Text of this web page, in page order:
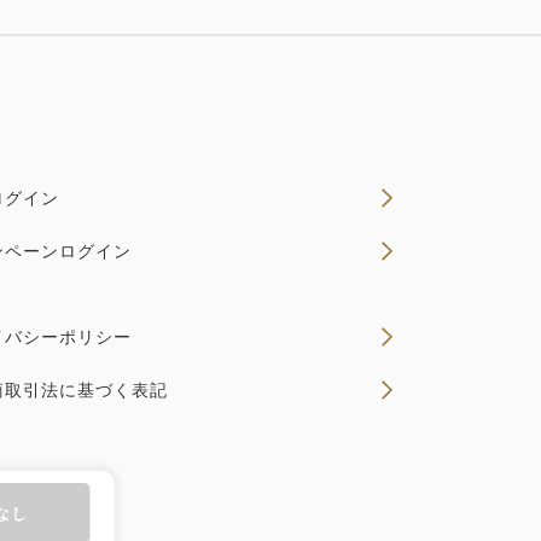
し
イン
ペーンログイン
バシーポリシー
取引法に基づく表記